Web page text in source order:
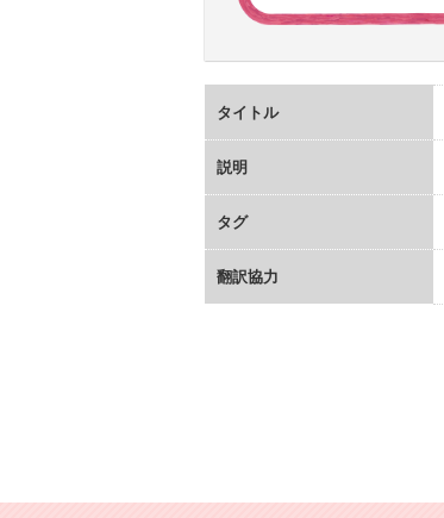
紅酒
와인
タイトル
説明
タグ
翻訳協力